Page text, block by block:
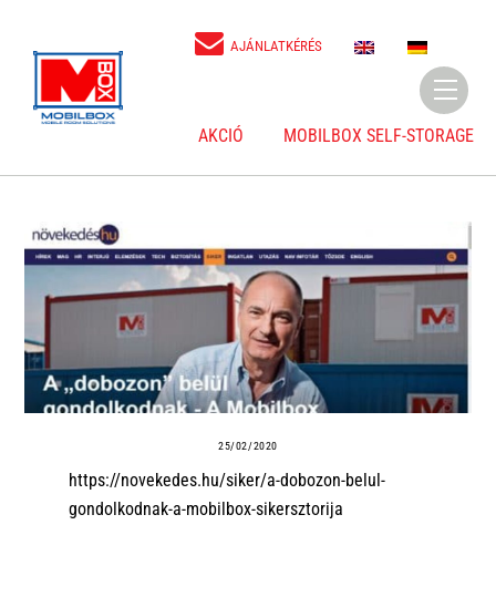
AJÁNLATKÉRÉS
E
D
Menu
AKCIÓ MOBILBOX SELF-STORAGE
25/02/2020
https://novekedes.hu/siker/a-dobozon-belul-
gondolkodnak-a-mobilbox-sikersztorija